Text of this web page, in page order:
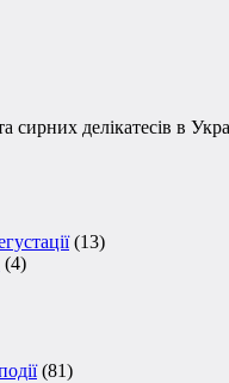
сирних делікатесів в
(13)
(4)
(81)